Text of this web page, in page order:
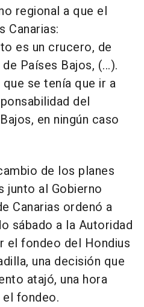
regional a que el
Canarias:
es un crucero, de
Países Bajos, (...).
se tenía que ir a
del
en ningún caso
de los planes
junto al Gobierno
Canarias ordenó a
sábado a la Autoridad
el fondeo del Hondius
una decisión que
atajó, una hora
fondeo.